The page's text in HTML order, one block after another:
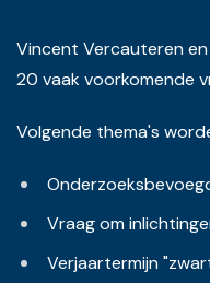
Vincent Vercauteren
20 vaak voorkomende
Volgende thema's
Vraag om
Verjaartermijn